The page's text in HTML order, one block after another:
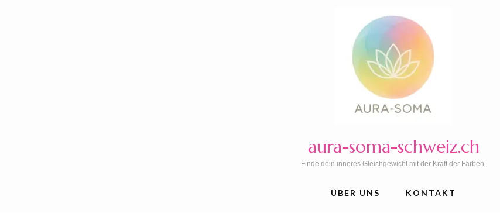
aura-soma-schweiz.ch
Finde dein inneres Gleichgewicht mit der Kraft der Farben.
ÜBER UNS KONTAKT